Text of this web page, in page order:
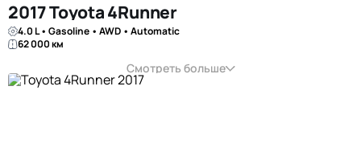
2017 Toyota 4Runner
4.0 L • Gasoline • AWD • Automatic
62 000 км
Смотреть больше